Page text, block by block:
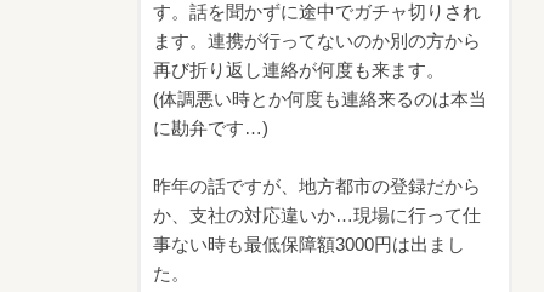
す。話を聞かずに途中でガチャ切りされ
ます。連携が行ってないのか別の方から
再び折り返し連絡が何度も来ます。
(体調悪い時とか何度も連絡来るのは本当
に勘弁です…)
昨年の話ですが、地方都市の登録だから
か、支社の対応違いか…現場に行って仕
事ない時も最低保障額3000円は出まし
た。